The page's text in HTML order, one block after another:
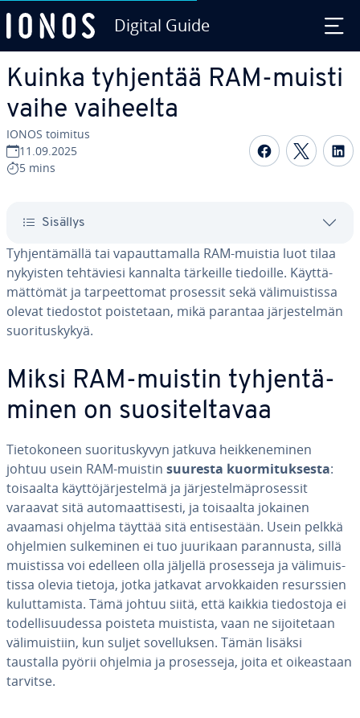
Digital Guide
Kuinka tyhjentää RAM-muisti
vaihe vaiheelta
IONOS toimitus
11.09.2025
5 mins
Jaa Jaa
Sisällys
Tyh­jen­tä­mäl­lä tai va­paut­ta­mal­la RAM-muistia luot tilaa
nykyisten teh­tä­vie­si kannalta tärkeille tiedoille. Käyt­tä­
mät­tö­mät ja tar­peet­to­mat prosessit sekä vä­li­muis­tis­sa
olevat tiedostot pois­te­taan, mikä parantaa jär­jes­tel­män
suo­ri­tus­ky­kyä.
Miksi RAM-muistin tyh­jen­tä­
mi­nen on suo­si­tel­ta­vaa
Tie­to­ko­neen suo­ri­tus­ky­vyn jatkuva heik­ke­ne­mi­nen
johtuu usein RAM-muistin suuresta kuor­mi­tuk­ses­ta:
toisaalta käyt­tö­jär­jes­tel­mä ja jär­jes­tel­mäpro­ses­sit
varaavat sitä au­to­maat­ti­ses­ti, ja toisaalta jokainen
avaamasi ohjelma täyttää sitä en­ti­ses­tään. Usein pelkkä
ohjelmien sul­ke­mi­nen ei tuo juurikaan pa­ran­nus­ta, sillä
muistissa voi edelleen olla jäljellä pro­ses­se­ja ja vä­li­muis­
tis­sa olevia tietoja, jotka jatkavat ar­vok­kai­den re­surs­sien
ku­lut­ta­mis­ta. Tämä johtuu siitä, että kaikkia tie­dos­to­ja ei
to­del­li­suu­des­sa poisteta muistista, vaan ne si­joi­te­taan
vä­li­muis­tiin, kun suljet so­vel­luk­sen. Tämän lisäksi
taustalla pyörii ohjelmia ja pro­ses­se­ja, joita et oi­keas­taan
tarvitse.